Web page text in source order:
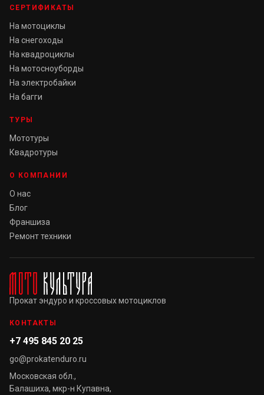
СЕРТИФИКАТЫ
На мотоциклы
На снегоходы
На квадроциклы
На мотосноуборды
На электробайки
На багги
ТУРЫ
Мототуры
Квадротуры
О КОМПАНИИ
О нас
Блог
Франшиза
Ремонт техники
Прокат эндуро и кроссовых мотоциклов
КОНТАКТЫ
+7 495 845 20 25
go@prokatenduro.ru
Московская обл.,
Балашиха, мкр-н Купавна,